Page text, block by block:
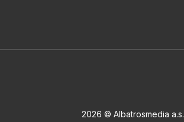
2026 © Albatrosmedia a.s.